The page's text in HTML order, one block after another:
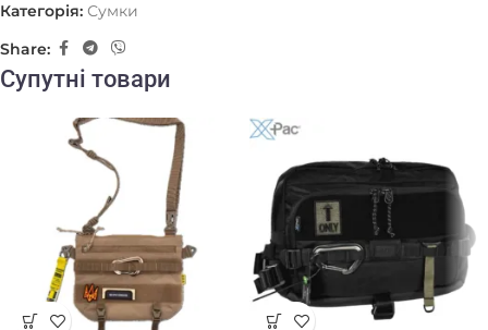
Категорія: Сумки
Share:
Супутні товари